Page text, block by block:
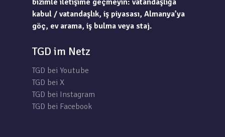
bizimle iletişime geçmeyin: vatandaşlığa
kabul / vatandaşlık, iş piyasası, Almanya’ya
göç, ev arama, iş bulma veya staj.
TGD im Netz
TGD bei Youtube
TGD bei X
TGD bei Instagram
TGD bei Facebook